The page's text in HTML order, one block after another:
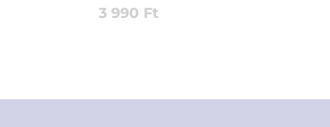
Értékelés
1
3 990 Ft